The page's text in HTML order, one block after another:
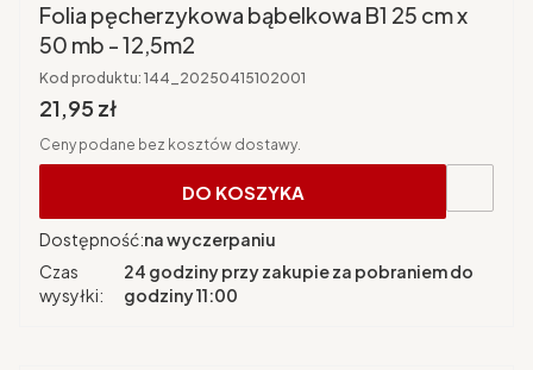
Folia pęcherzykowa bąbelkowa B1 25 cm x
50 mb - 12,5m2
Kod produktu: 144_20250415102001
Cena brutto
21,95 zł
Ceny podane bez kosztów dostawy.
DO KOSZYKA
Dostępność:na wyczerpaniu
Czas
wysyłki:
24 godziny przy zakupie za pobraniem do
godziny 11:00